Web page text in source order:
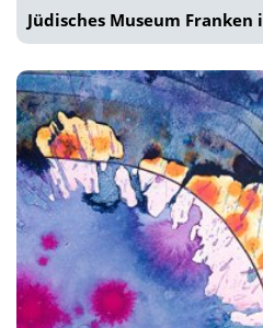
Jüdisches Museum